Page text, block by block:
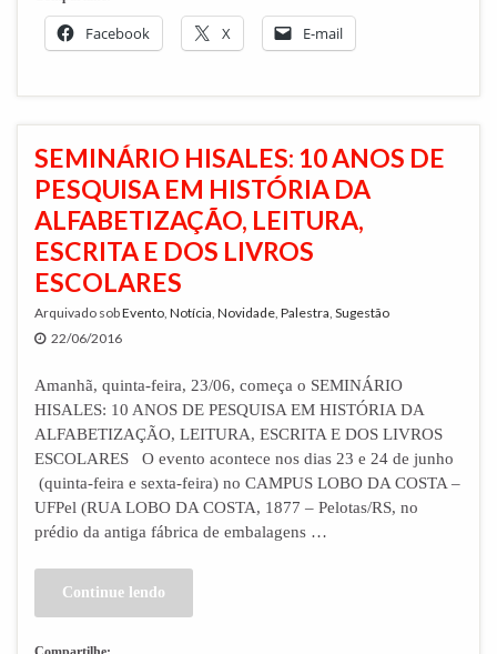
Facebook X E-mail
SEMINÁRIO HISALES: 10 ANOS DE
PESQUISA EM HISTÓRIA DA
ALFABETIZAÇÃO, LEITURA,
ESCRITA E DOS LIVROS
ESCOLARES
Arquivado sobEvento, Notícia, Novidade, Palestra, Sugestão
22/06/2016
Amanhã, quinta-feira, 23/06, começa o SEMINÁRIO
HISALES: 10 ANOS DE PESQUISA EM HISTÓRIA DA
ALFABETIZAÇÃO, LEITURA, ESCRITA E DOS LIVROS
ESCOLARES O evento acontece nos dias 23 e 24 de junho
(quinta-feira e sexta-feira) no CAMPUS LOBO DA COSTA –
UFPel (RUA LOBO DA COSTA, 1877 – Pelotas/RS, no
prédio da antiga fábrica de embalagens …
Continue lendo